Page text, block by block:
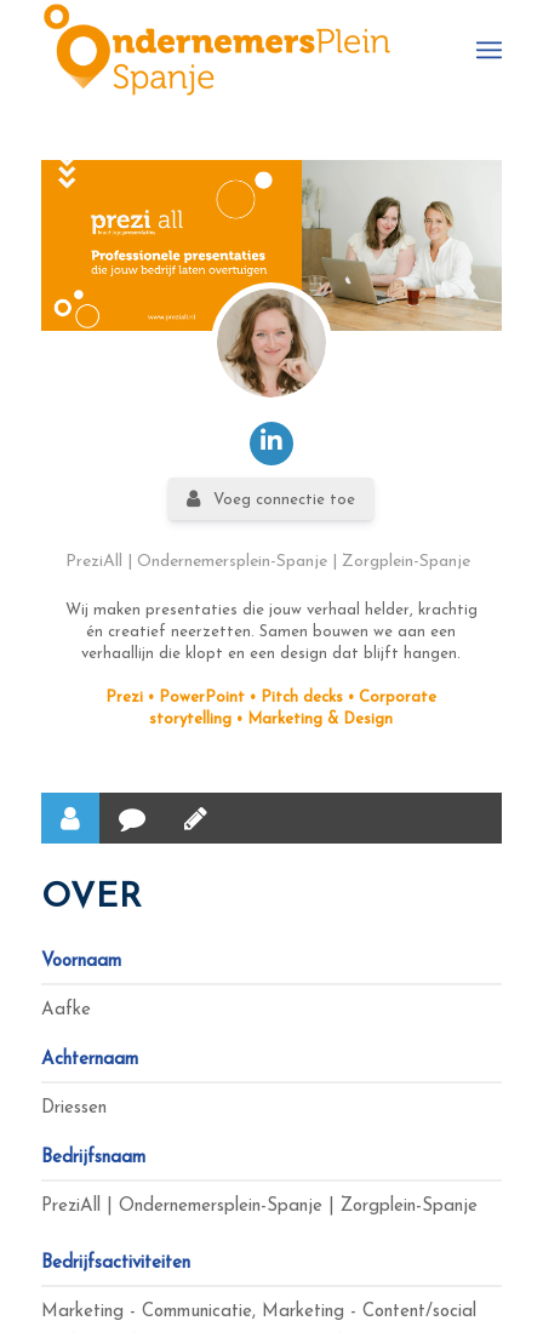
Voeg connectie toe
PreziAll | Ondernemersplein-Spanje | Zorgplein-Spanje
Wij maken presentaties die jouw verhaal helder, krachtig
én creatief neerzetten. Samen bouwen we aan een
verhaallijn die klopt en een design dat blijft hangen.
Prezi • PowerPoint • Pitch decks • Corporate
storytelling • Marketing & Design
OVER
Voornaam
Aafke
Achternaam
Driessen
Bedrijfsnaam
PreziAll | Ondernemersplein-Spanje | Zorgplein-Spanje
Bedrijfsactiviteiten
Marketing - Communicatie, Marketing - Content/social